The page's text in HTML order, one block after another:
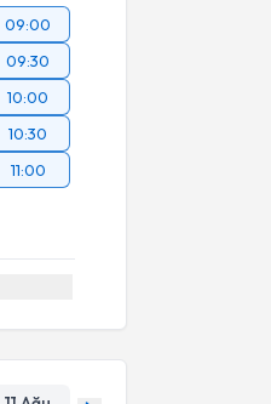
09:00
09:30
10:00
10:30
11:00